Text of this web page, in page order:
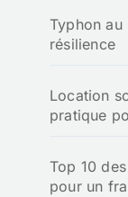
Typhon
résilience
Location
pratique
Top 10
pour un